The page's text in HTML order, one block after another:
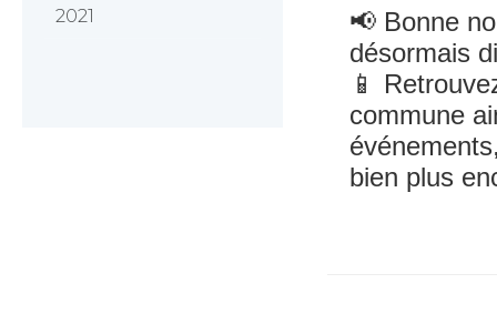
2021
📢 Bonne
désormais
📱
commune
bien plus